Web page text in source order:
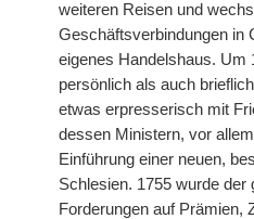
weiteren Reisen und
Geschäftsverbindungen in
eigenes Handelshaus. Um
persönlich als auch
etwas erpresserisch mit
dessen Ministern, vor
Einführung einer neuen,
Schlesien. 1755 wurde der
Forderungen auf Prämien,